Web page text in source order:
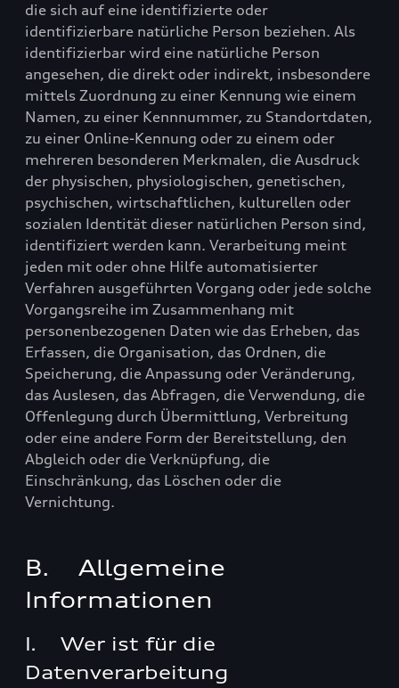
die sich auf eine identifizierte oder
identifizierbare natürliche Person beziehen. Als
identifizierbar wird eine natürliche Person
angesehen, die direkt oder indirekt, insbesondere
mittels Zuordnung zu einer Kennung wie einem
Namen, zu einer Kennnummer, zu Standortdaten,
zu einer Online-Kennung oder zu einem oder
mehreren besonderen Merkmalen, die Ausdruck
der physischen, physiologischen, genetischen,
psychischen, wirtschaftlichen, kulturellen oder
sozialen Identität dieser natürlichen Person sind,
identifiziert werden kann. Verarbeitung meint
jeden mit oder ohne Hilfe automatisierter
Verfahren ausgeführten Vorgang oder jede solche
Vorgangsreihe im Zusammenhang mit
personenbezogenen Daten wie das Erheben, das
Erfassen, die Organisation, das Ordnen, die
Speicherung, die Anpassung oder Veränderung,
das Auslesen, das Abfragen, die Verwendung, die
Offenlegung durch Übermittlung, Verbreitung
oder eine andere Form der Bereitstellung, den
Abgleich oder die Verknüpfung, die
Einschränkung, das Löschen oder die
Vernichtung.
B. Allgemeine
Informationen
I. Wer ist für die
Datenverarbeitung